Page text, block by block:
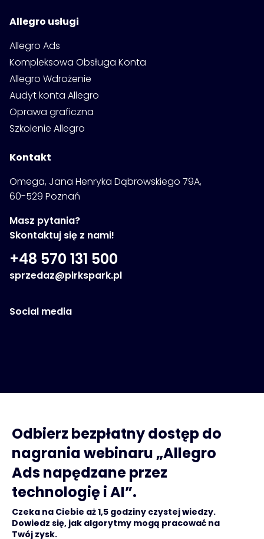
Allegro usługi
Allegro Ads
Kompleksowa Obsługa Konta
Allegro Wdrożenie
Audyt konta Allegro
Oprawa graficzna
Szkolenie Allegro
Kontakt
Omega, Jana Henryka Dąbrowskiego 79A,
60-529 Poznań
Masz pytania?
Skontaktuj się z nami!
+48 570 131 500
sprzedaz@pirkspark.pl
Social media
Odbierz bezpłatny dostęp do
nagrania webinaru „Allegro
Ads napędzane przez
technologię i AI”.
Czeka na Ciebie aż 1,5 godziny czystej wiedzy.
Dowiedz się, jak algorytmy mogą pracować na
Twój zysk.